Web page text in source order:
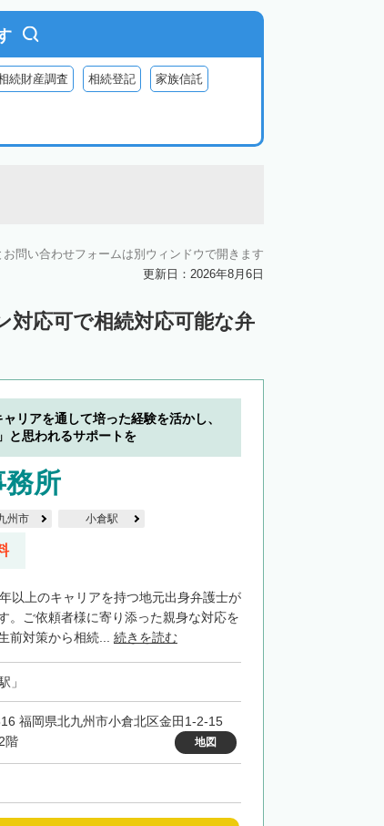
続財産調査 相続登記 家族信託
問い合わせフォームは別ウィンドウで開きます
更新日：2026年8月6日
対応可で相続対応可能な弁
ャリアを通して培った経験を活かし、
と思われるサポートを
所
州市 小倉駅
以上のキャリアを持つ地元出身弁護士が
。ご依頼者様に寄り添った親身な対応を
前対策から相続... 続きを読む
」
福岡県北九州市小倉北区金田1-2-15
階
地図